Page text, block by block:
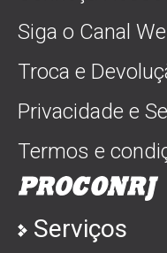
Siga o Canal
Troca e
Privacidade e
Termos e
Serviços